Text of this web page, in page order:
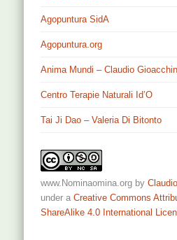
Agopuntura SidA
Agopuntura.org
Anima Mundi – Claudio
Centro Terapie Naturali Id’O
Tai Ji Dao – Valeria Di Bitonto
www.Nominaomina.org by
under aCreative Commons
ShareAlike 4.0 International